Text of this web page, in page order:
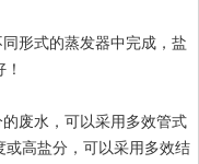
形式的蒸发器中完成，盐
废水，可以采用多效管式
或高盐分，可以采用多效结